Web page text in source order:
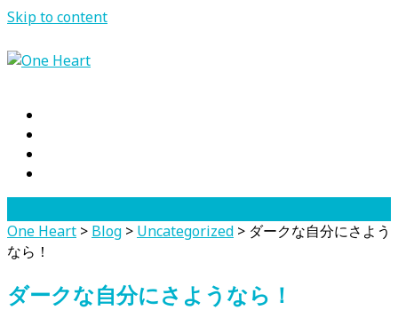
Skip to content
One Heart > Blog > Uncategorized > ダークな自分にさよう
なら！
ダークな自分にさようなら！